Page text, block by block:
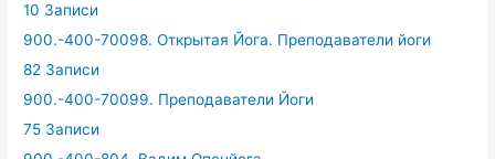
10 Записи
900.-400-70098. Открытая Йога. Преподаватели йоги
82 Записи
900.-400-70099. Преподаватели Йоги
75 Записи